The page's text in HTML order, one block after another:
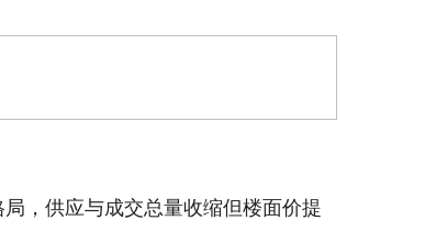
，供应与成交总量收缩但楼面价提